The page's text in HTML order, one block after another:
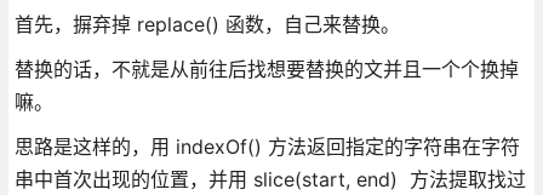
首先，摒弃掉 replace() 函数，自己来替换。
替换的话，不就是从前往后找想要替换的文并且一个个换掉
嘛。
思路是这样的，用 indexOf() 方法返回指定的字符串在字符
串中首次出现的位置，并用 slice(start, end) 方法提取找过